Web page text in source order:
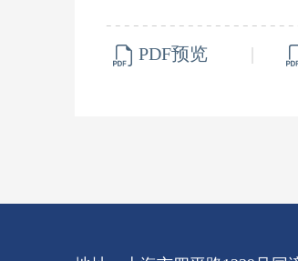
PDF预览 |